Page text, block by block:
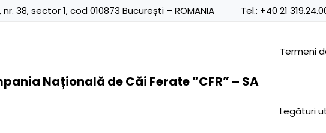
38, sector 1, cod 010873 București – ROMANIA Tel.: +40 21
Națională de Căi Ferate ”CFR” – SA
Termeni
Legături